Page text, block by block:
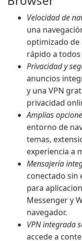
Velocidad de
una
optimizado de
rápido a
Privacidad y
anuncios
y una VPN
privacidad
Amplias
entorno de
temas,
experiencia a
Mensajería
conectado sin
para
Messenger y
navegador.
VPN integrada
accede a